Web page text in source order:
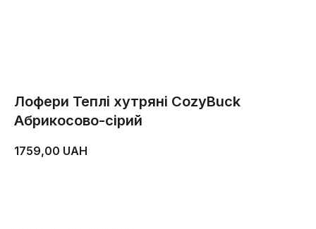
Лофери Теплі хутряні CozyBuck
Абрикосово-сірий
1759,00 UAH